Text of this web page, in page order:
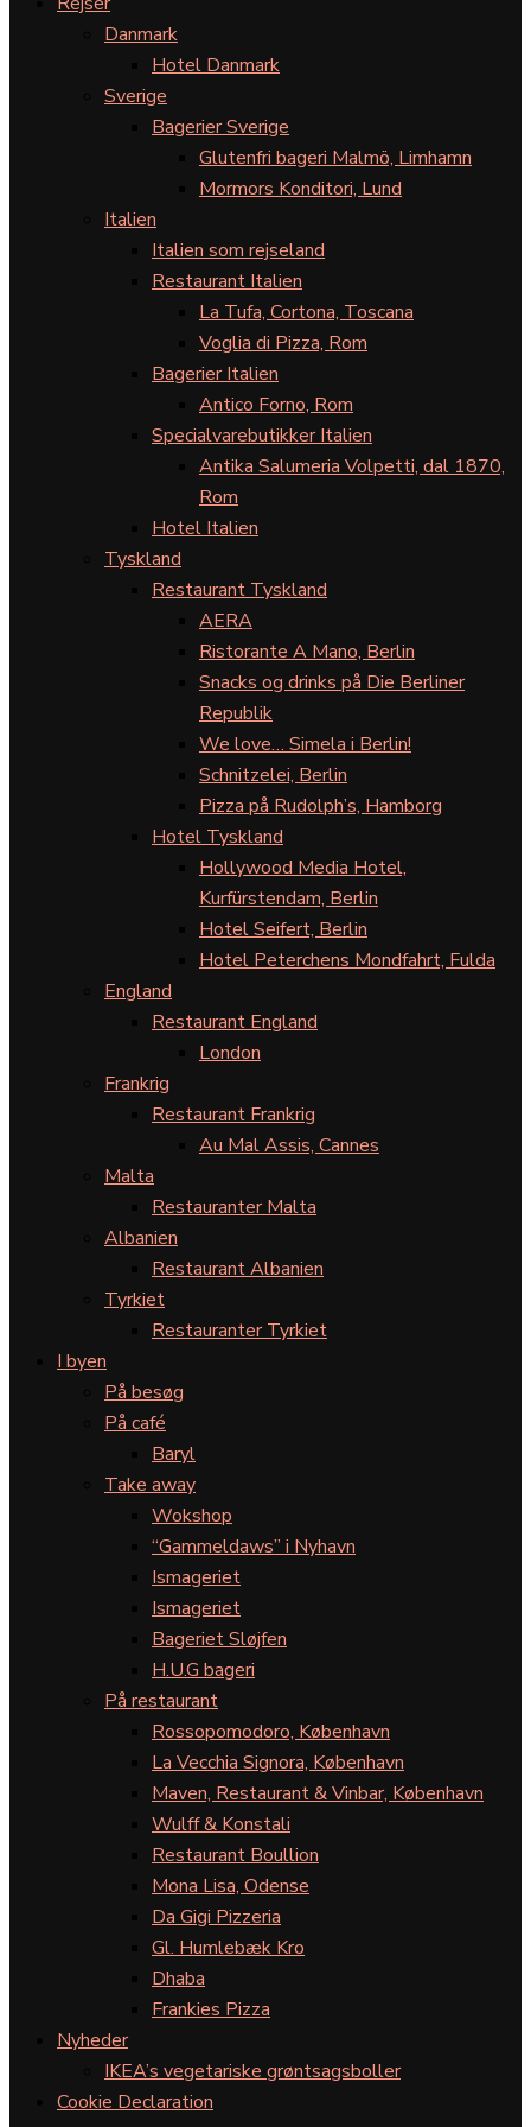
Danmark
Hotel Danmark
Sverige
Bagerier Sverige
Glutenfri bageri Malmö, Limhamn
Mormors Konditori, Lund
Italien
Italien som rejseland
Restaurant Italien
La Tufa, Cortona, Toscana
Voglia di Pizza, Rom
Bagerier Italien
Antico Forno, Rom
Specialvarebutikker Italien
Antika Salumeria Volpetti, dal 1870,
Rom
Hotel Italien
Tyskland
Restaurant Tyskland
AERA
Ristorante A Mano, Berlin
Snacks og drinks på Die Berliner
Republik
We love… Simela i Berlin!
Schnitzelei, Berlin
Pizza på Rudolph’s, Hamborg
Hotel Tyskland
Hollywood Media Hotel,
Kurfürstendam, Berlin
Hotel Seifert, Berlin
Hotel Peterchens Mondfahrt, Fulda
England
Restaurant England
London
Frankrig
Restaurant Frankrig
Au Mal Assis, Cannes
Malta
Restauranter Malta
Albanien
Restaurant Albanien
Tyrkiet
Restauranter Tyrkiet
I byen
På besøg
På café
Baryl
Take away
Wokshop
“Gammeldaws” i Nyhavn
Ismageriet
Ismageriet
Bageriet Sløjfen
H.U.G bageri
På restaurant
Rossopomodoro, København
La Vecchia Signora, København
Maven, Restaurant & Vinbar, København
Wulff & Konstali
Restaurant Boullion
Mona Lisa, Odense
Da Gigi Pizzeria
Gl. Humlebæk Kro
Dhaba
Frankies Pizza
Nyheder
IKEA’s vegetariske grøntsagsboller
Cookie Declaration